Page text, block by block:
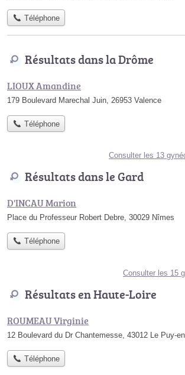
Téléphone
Résultats dans la Drôme
LIOUX Amandine
179 Boulevard Marechal Juin, 26953 Valence
Téléphone
Consulter les 13
Résultats dans le Gard
D'INCAU Marion
Place du Professeur Robert Debre, 30029 Nîmes
Téléphone
Consulter les 15
Résultats en Haute-Loire
ROUMEAU Virginie
12 Boulevard du Dr Chantemesse, 43012 Le Puy-
Téléphone